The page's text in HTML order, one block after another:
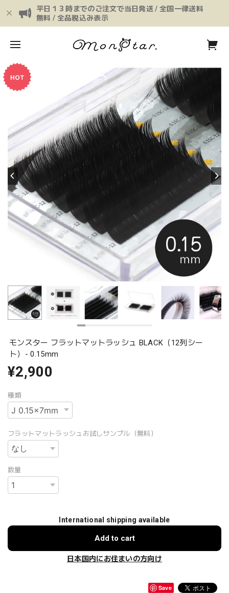
平日１３時までのご注文で当日発送 / 全国一律送料
無料 / 全品税込み表示
モンスター フラットマットラッシュ BLACK（12列シー
ト）- 0.15mm
¥2,900
種類
フラットマットラッシュお試しサンプル（無料）
数量
International shipping available
Add to cart
日本国内にお住まいの方向け
Save